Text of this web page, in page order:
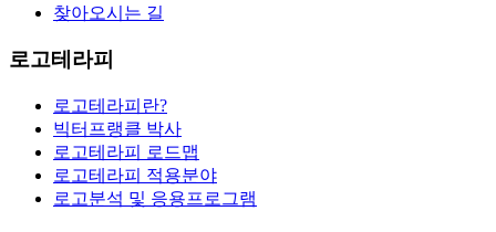
찾아오시는 길
로고테라피
로고테라피란?
빅터프랭클 박사
로고테라피 로드맵
로고테라피 적용분야
로고분석 및 응용프로그램